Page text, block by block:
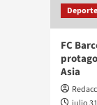
FC
Asia